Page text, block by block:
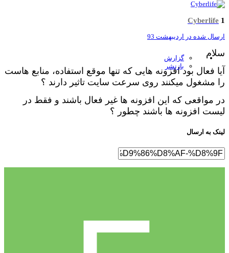
Cyberlife
شده در اردیبهشت 93
گزارش
بازنشر
فعال بود افزونه هایی که تنها موقع استفاده، منابع هاست
مشغول میکنند روی سرعت سایت تاثیر دارند ؟
مواقعی که این افزونه ها غیر فعال باشند و فقط در
افزونه ها باشند چطور ؟
به ارسال